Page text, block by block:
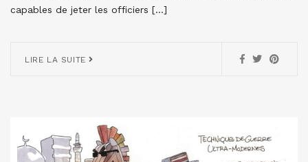
capables de jeter les officiers […]
LIRE LA SUITE